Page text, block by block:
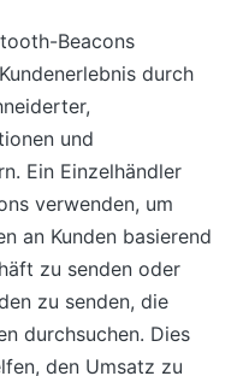
Beacons
durch
und
Ein Einzelhändler
verwenden, um
an Kunden basierend
zu senden oder
zu senden, die
durchsuchen. Dies
den Umsatz zu